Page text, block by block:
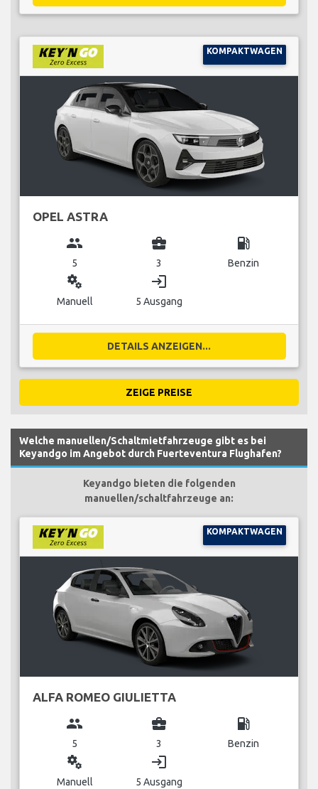
KOMPAKTWAGEN
OPEL ASTRA
group
5
business_center
3
local_gas_station
Benzin
miscellaneous_services
Manuell
login
5 Ausgang
DETAILS ANZEIGEN...
ZEIGE PREISE
Welche manuellen/Schaltmietfahrzeuge gibt es bei
Keyandgo im Angebot durch Fuerteventura Flughafen?
Keyandgo bieten die folgenden
manuellen/schaltfahrzeuge an:
KOMPAKTWAGEN
ALFA ROMEO GIULIETTA
group
5
business_center
3
local_gas_station
Benzin
miscellaneous_services
Manuell
login
5 Ausgang